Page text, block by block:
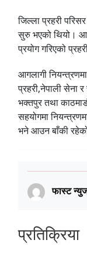
जिल्ला प्रहरी
सुरु भएको थियो।
प्रयोग गरिएको
आगलागी
प्रहरी,नेपाली सेना
भक्तपुर तथा
सहयोगमा
भने आउन बाँकी
फास्ट
प्रतिक्रिया